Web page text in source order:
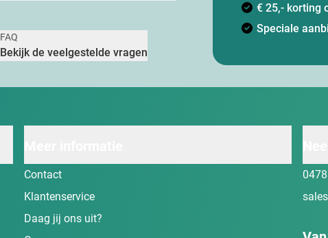
FAQ
Bekijk de veelgestelde vragen
€ 25,- korting
Speciale
Contact
Klantenservice
Daag jij ons uit?